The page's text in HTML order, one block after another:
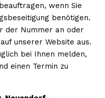
wenn Sie
benötigen.
der Nummer an oder
unserer Website aus.
bei Ihnen melden,
einen Termin zu